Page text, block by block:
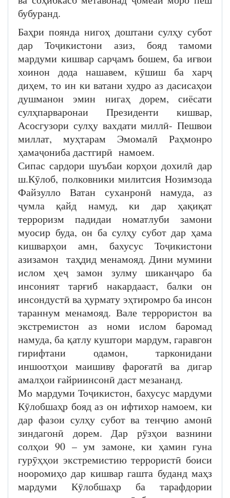
бубуранд.
Баҳри поянда нигоҳ доштани сулҳу субот
дар Тоҷикистони азиз, бояд тамоми
мардуми кишвар сарҷамъ бошем, ба иғвои
хоинон дода нашавем, кӯшиш ба харҷ
диҳем, то ин ки ватани худро аз дасисаҳои
душманон эмин нигаҳ дорем, сиёсати
сулҳпарваронаи Президенти кишвар,
Асосгузори сулҳу вахдати миллӣ- Пешвои
миллат, муҳтарам Эмомалӣ Раҳмонро
ҳамаҷониба дастгирӣ намоем.
Сипас сардори шуъбаи корҳои дохилӣ дар
ш.Кӯлоб, полковники милитсия Нозимзода
Файзулло Ватан суханронӣ намуда, аз
ҷумла қайд намуд, ки дар ҳақиқат
терроризм падидаи номатлуби замони
муосир буда, он ба сулҳу субот дар ҳама
кишварҳои амн, бахусус Тоҷикистони
азизамон таҳдид менамояд. Дини мумини
ислом ҳеҷ замон зулму шиканҷаро ба
инсоният тарғиб накардааст, балки он
инсондустӣ ва ҳурмату эҳтиромро ба инсон
тараннум менамояд. Вале террористон ва
экстремистон аз номи ислом баромад
намуда, ба қатлу куштори мардум, гаравгон
гирифтани одамон, тарконидани
иншоотҳои маишиву фароғатӣ ва дигар
амалҳои ғайриинсонӣ даст мезананд.
Мо мардуми Тоҷикистон, бахусус мардуми
Кӯлобшаҳр бояд аз он ифтихор намоем, ки
дар фазои сулҳу субот ва тенҷию амонӣ
зиндагонӣ дорем. Дар рӯзҳои вазнини
солҳои 90 – ум замоне, ки ҳамин гуна
гурӯҳҳои экстремистию террористӣ боиси
нооромиҳо дар кишвар гашта буданд маҳз
мардуми Кӯлобшаҳр ба тарафдории